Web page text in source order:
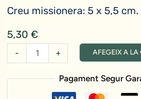
Creu missionera: 5 x 5,5 cm.
5,30€
-
quantitat
de
Creu
+ AFEGEIX A LA
Pagament Segur